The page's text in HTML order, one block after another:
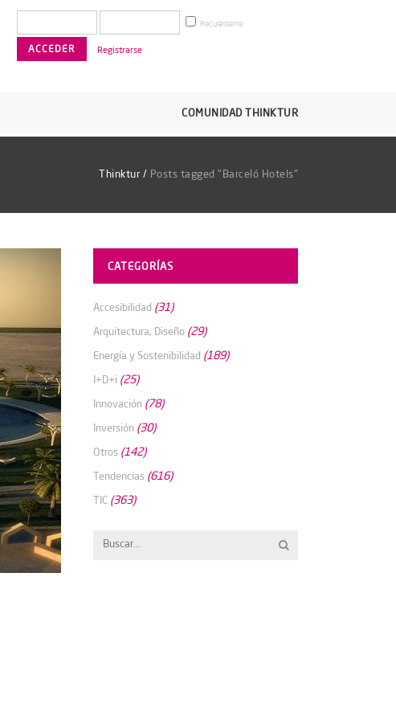
Recuérdame
Registrarse
COMUNIDAD THINKTUR
Thinktur / Posts tagged "Barceló Hotels"
CATEGORÍAS
Accesibilidad (31)
Arquitectura, Diseño (29)
Energía y Sostenibilidad (189)
I+D+i (25)
Innovación (78)
Inversión (30)
Otros (142)
Tendencias (616)
TIC (363)